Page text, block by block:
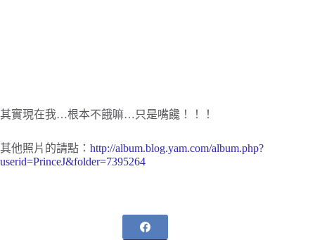
其實現在我…根本不餓嘛…只是嘴饞！！！
其他照片的請點： http://album.blog.yam.com/album.php?
userid=PrinceJ&folder=7395264